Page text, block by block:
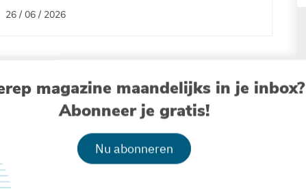
magazine maandelijks in je inbox?
Abonneer je gratis!
Nu abonneren
26 / 06 / 2026
VLIZ werft aan: Open Data Engineer